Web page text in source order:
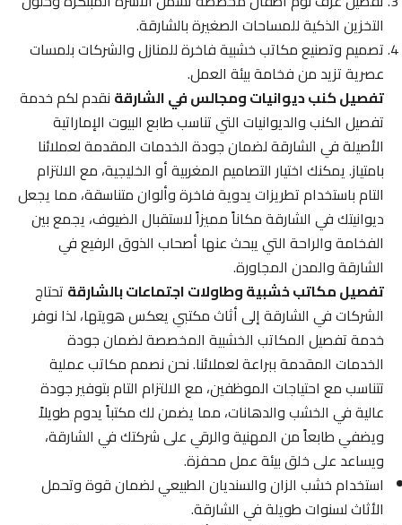
التخزين الذكية للمساحات الصغيرة بالشارقة.
تصميم وتصنيع مكاتب خشبية فاخرة للمنازل والشركات بلمسات
عصرية تزيد من فخامة بيئة العمل.
تفصيل كنب ديوانيات ومجالس في الشارقةنقدم لكم خدمة
تفصيل الكنب والديوانيات التي تناسب طابع البيوت الإماراتية
الأصيلة في الشارقة لضمان جودة الخدمات المقدمة لعملائنا
بامتياز. يمكنك اختيار التصاميم المغربية أو الخليجية، مع الالتزام
التام باستخدام تطريزات يدوية فاخرة وألوان متناسقة، مما يجعل
ديوانيتك في الشارقة مكاناً مميزاً لاستقبال الضيوف، يجمع بين
الفخامة والراحة التي يبحث عنها أصحاب الذوق الرفيع في
الشارقة والمدن المجاورة.
تفصيل مكاتب خشبية وطاولات اجتماعات بالشارقةتحتاج
الشركات في الشارقة إلى أثاث مكتبي يعكس هويتها، لذا نوفر
خدمة تفصيل المكاتب الخشبية المخصصة لضمان جودة
الخدمات المقدمة ببراعة لعملائنا. نحن نصمم مكاتب عملية
تتناسب مع احتياجات الموظفين، مع الالتزام التام بتوفير جودة
عالية في الخشب والدهانات، مما يضمن لك مكتباً يدوم طويلاً
ويضفي طابعاً من المهنية والرقي على شركتك في الشارقة،
ويساعد على خلق بيئة عمل محفزة.
استخدام خشب الزان والسنديان الطبيعي لضمان قوة وتحمل
الأثاث لسنوات طويلة في الشارقة.